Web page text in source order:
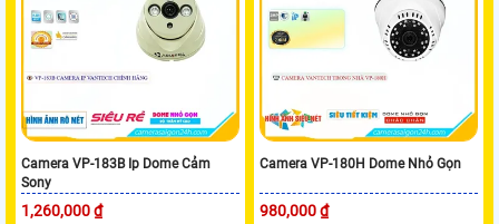
Camera VP-183B Ip Dome Cảm
Sony
1,260,000 ₫
Camera VP-180H Dome Nhỏ Gọn
980,000 ₫